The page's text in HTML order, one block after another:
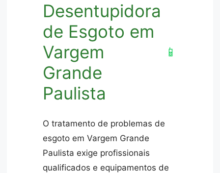
Desentupidora
de Esgoto em
Vargem
Grande
Paulista
📱
O tratamento de problemas de
esgoto em Vargem Grande
Paulista exige profissionais
qualificados e equipamentos de